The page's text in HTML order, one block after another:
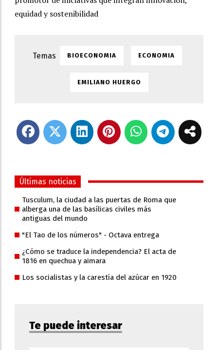
equidad y sostenibilidad
BIOECONOMIA ECONOMIA
EMILIANO HUERGO
Últimas noticias
Tusculum, la ciudad a las puertas de Roma que
alberga una de las basílicas civiles más
antiguas del mundo
"El Tao de los números" - Octava entrega
¿Cómo se traduce la independencia? El acta de
1816 en quechua y aimara
Los socialistas y la carestía del azúcar en 1920
Te puede interesar